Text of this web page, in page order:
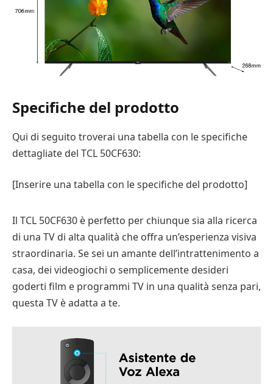
Specifiche del prodotto
Qui di seguito troverai una tabella con le specifiche
dettagliate del TCL 50CF630:
[Inserire una tabella con le specifiche del prodotto]
Il TCL 50CF630 è perfetto per chiunque sia alla ricerca
di una TV di alta qualità che offra un’esperienza visiva
straordinaria. Se sei un amante dell’intrattenimento a
casa, dei videogiochi o semplicemente desideri
goderti film e programmi TV in una qualità senza pari,
questa TV è adatta a te.